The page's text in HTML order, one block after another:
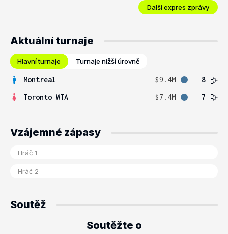
Další expres zprávy
Aktuální turnaje
Hlavní turnaje Turnaje nižší úrovně
Montreal $9.4M
8
Toronto WTA
$7.4M 7
Vzájemné zápasy
Soutěž
Soutěžte o